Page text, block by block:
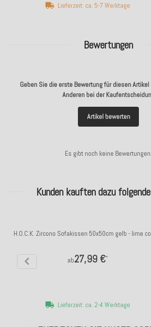
Bewertungen
Geben Sie die erste Bewertung für diesen
Anderen bei der
Artikel bewerten
Es gibt noch keine Bewertungen.
Lieferzeit: ca. 5-7 Werktage
Kunden kauften dazu
H.O.C.K. Zircono Sofakissen 50x50cm gelb - lime
ab27,99 €*
Lieferzeit: ca. 2-4 Werktage